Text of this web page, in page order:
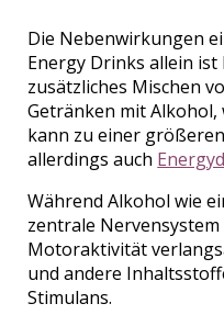
Die Nebenwirkungen
Energy Drinks allein
zusätzliches Mischen
Getränken mit Alkohol,
kann zu einer
allerdings auch
Während Alkohol wie
zentrale
Motoraktivität
und andere
Stimulans.